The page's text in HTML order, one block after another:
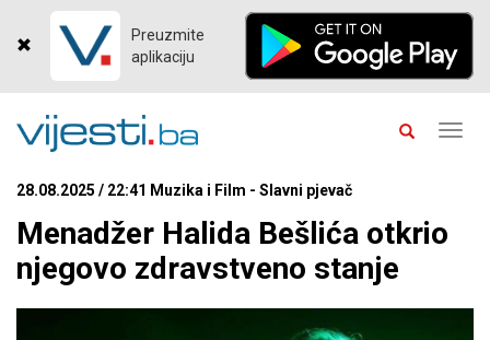
Preuzmite
aplikaciju
28.08.2025 / 22:41 Muzika i Film - Slavni pjevač
Menadžer Halida Bešlića otkrio
njegovo zdravstveno stanje